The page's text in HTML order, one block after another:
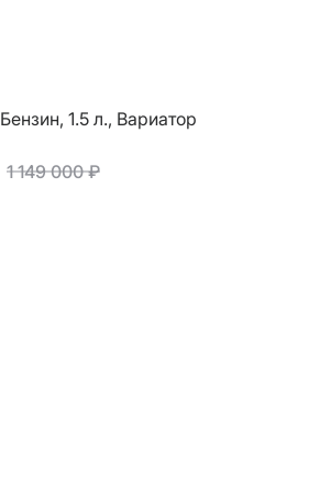
Бензин, 1.5 л., Вариатор
1 149 000 ₽